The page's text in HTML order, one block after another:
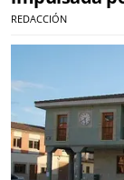
REDACCIÓN